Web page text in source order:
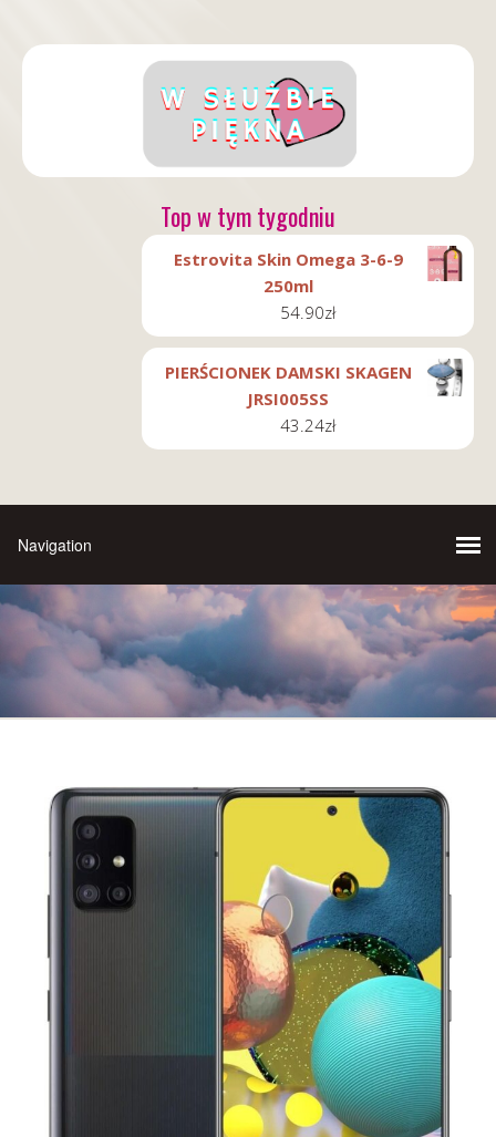
Top w tym tygodniu
Estrovita Skin Omega 3-6-9
250ml
54.90zł
PIERŚCIONEK DAMSKI SKAGEN
JRSI005SS
43.24zł